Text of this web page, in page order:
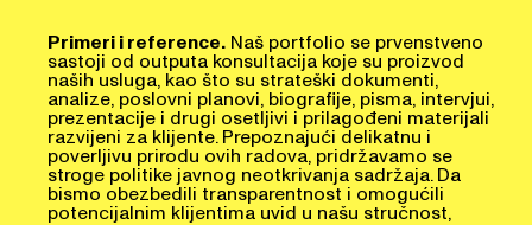
Primeri i reference.Naš portfolio se prvenstveno
sastoji od outputa konsultacija koje su proizvod
naših usluga, kao što su strateški dokumenti,
analize, poslovni planovi, biografije, pisma, intervjui,
prezentacije i drugi osetljivi i prilagođeni materijali
razvijeni za klijente. Prepoznajući delikatnu i
poverljivu prirodu ovih radova, pridržavamo se
stroge politike javnog neotkrivanja sadržaja. Da
bismo obezbedili transparentnost i omogućili
potencijalnim klijentima uvid u našu stručnost,